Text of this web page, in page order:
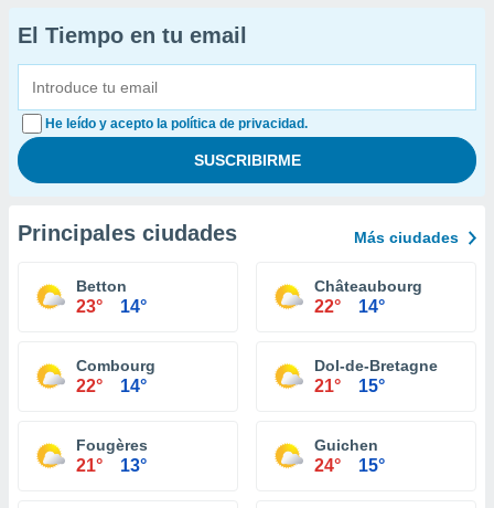
El Tiempo en tu email
He leído y acepto la política de privacidad.
Principales ciudades Más ciudades
Betton
23° 14°
Châteaubourg
22° 14°
Combourg
22° 14°
Dol-de-Bretagne
21° 15°
Fougères
21° 13°
Guichen
24° 15°